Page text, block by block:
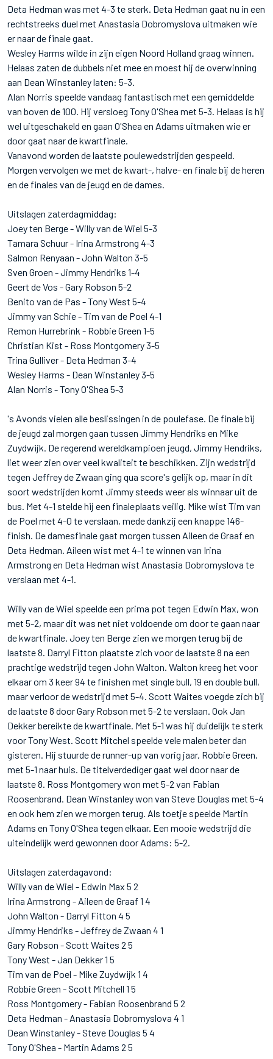
Deta Hedman was met 4-3 te sterk. Deta Hedman gaat nu in een
rechtstreeks duel met Anastasia Dobromyslova uitmaken wie
er naar de finale gaat.
Wesley Harms wilde in zijn eigen Noord Holland graag winnen.
Helaas zaten de dubbels niet mee en moest hij de overwinning
aan Dean Winstanley laten: 5-3.
Alan Norris speelde vandaag fantastisch met een gemiddelde
van boven de 100. Hij versloeg Tony O'Shea met 5-3. Helaas is hij
wel uitgeschakeld en gaan O'Shea en Adams uitmaken wie er
door gaat naar de kwartfinale.
Vanavond worden de laatste poulewedstrijden gespeeld.
Morgen vervolgen we met de kwart-, halve- en finale bij de heren
en de finales van de jeugd en de dames.
Uitslagen zaterdagmiddag:
Joey ten Berge - Willy van de Wiel 5-3
Tamara Schuur - Irina Armstrong 4-3
Salmon Renyaan - John Walton 3-5
Sven Groen - Jimmy Hendriks 1-4
Geert de Vos - Gary Robson 5-2
Benito van de Pas - Tony West 5-4
Jimmy van Schie - Tim van de Poel 4-1
Remon Hurrebrink - Robbie Green 1-5
Christian Kist - Ross Montgomery 3-5
Trina Gulliver - Deta Hedman 3-4
Wesley Harms - Dean Winstanley 3-5
Alan Norris - Tony O'Shea 5-3
's Avonds vielen alle beslissingen in de poulefase. De finale bij
de jeugd zal morgen gaan tussen Jimmy Hendriks en Mike
Zuydwijk. De regerend wereldkampioen jeugd, Jimmy Hendriks,
liet weer zien over veel kwaliteit te beschikken. Zijn wedstrijd
tegen Jeffrey de Zwaan ging qua score's gelijk op, maar in dit
soort wedstrijden komt Jimmy steeds weer als winnaar uit de
bus. Met 4-1 stelde hij een finaleplaats veilig. Mike wist Tim van
de Poel met 4-0 te verslaan, mede dankzij een knappe 146-
finish. De damesfinale gaat morgen tussen Aileen de Graaf en
Deta Hedman. Aileen wist met 4-1 te winnen van Irina
Armstrong en Deta Hedman wist Anastasia Dobromyslova te
verslaan met 4-1.
Willy van de Wiel speelde een prima pot tegen Edwin Max, won
met 5-2, maar dit was net niet voldoende om door te gaan naar
de kwartfinale. Joey ten Berge zien we morgen terug bij de
laatste 8. Darryl Fitton plaatste zich voor de laatste 8 na een
prachtige wedstrijd tegen John Walton. Walton kreeg het voor
elkaar om 3 keer 94 te finishen met single bull, 19 en double bull,
maar verloor de wedstrijd met 5-4. Scott Waites voegde zich bij
de laatste 8 door Gary Robson met 5-2 te verslaan. Ook Jan
Dekker bereikte de kwartfinale. Met 5-1 was hij duidelijk te sterk
voor Tony West. Scott Mitchel speelde vele malen beter dan
gisteren. Hij stuurde de runner-up van vorig jaar, Robbie Green,
met 5-1 naar huis. De titelverdediger gaat wel door naar de
laatste 8. Ross Montgomery won met 5-2 van Fabian
Roosenbrand. Dean Winstanley won van Steve Douglas met 5-4
en ook hem zien we morgen terug. Als toetje speelde Martin
Adams en Tony O'Shea tegen elkaar. Een mooie wedstrijd die
uiteindelijk werd gewonnen door Adams: 5-2.
Uitslagen zaterdagavond:
Willy van de Wiel - Edwin Max 5 2
Irina Armstrong - Aileen de Graaf 1 4
John Walton - Darryl Fitton 4 5
Jimmy Hendriks - Jeffrey de Zwaan 4 1
Gary Robson - Scott Waites 2 5
Tony West - Jan Dekker 1 5
Tim van de Poel - Mike Zuydwijk 1 4
Robbie Green - Scott Mitchell 1 5
Ross Montgomery - Fabian Roosenbrand 5 2
Deta Hedman - Anastasia Dobromyslova 4 1
Dean Winstanley - Steve Douglas 5 4
Tony O'Shea - Martin Adams 2 5